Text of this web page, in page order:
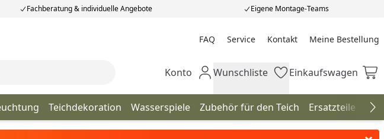
Fachberatung & individuelle Angebote Eigene Montage-Teams
FAQ Service Kontakt Meine Bestellung
Meine Bestellung
Mein Konto
Konto Wunschliste
Wunschliste Einkaufswagen
Einkaufswagen
Teichdekoration Wasserspiele Zubehör für den Teich Ersatzteile